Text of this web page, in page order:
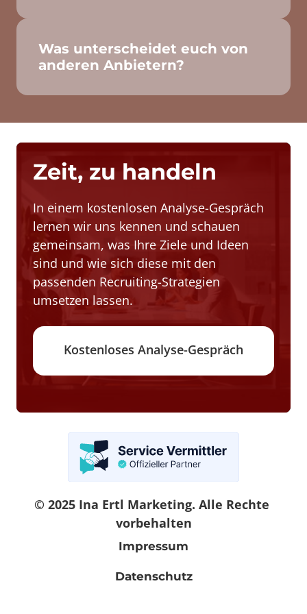
Paketlösungen, sondern echte Hilfe.
Was unterscheidet euch von
anderen Anbietern?
Bei uns erhalten Sie persönliche Betreuung,
Zeit, zu handeln
In einem kostenlosen Analyse-Gespräch
lernen wir uns kennen und schauen
gemeinsam, was Ihre Ziele und Ideen
sind und wie sich diese mit den
passenden Recruiting-Strategien
umsetzen lassen.
Kostenloses Analyse-Gespräch
© 2025 Ina Ertl Marketing. Alle Rechte
vorbehalten
Impressum
Datenschutz